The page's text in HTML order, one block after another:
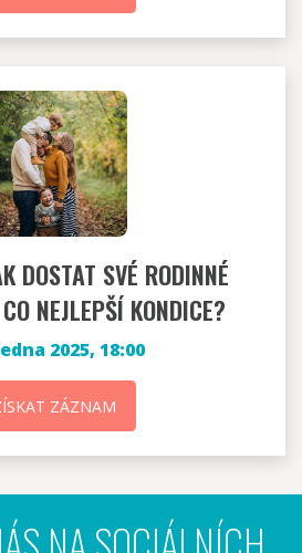
DOSTAT SVÉ RODINNÉ
NEJLEPŠÍ KONDICE?
2025, 18:00
ZÁZNAM